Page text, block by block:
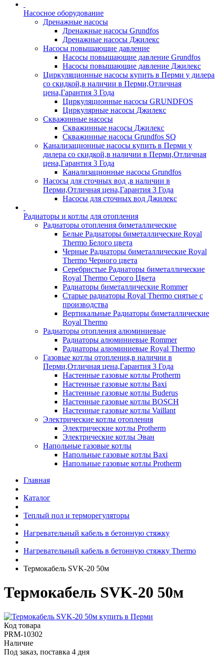
Насосное оборудование
Дренажные насосы
Дренажные насосы Grundfos
Дренажные насосы Джилекс
Насосы повышающие давление
Насосы повышающие давление Grundfos
Насосы повышающие давление Джилекс
Циркуляционные насосы купить в Перми у дилера
со скидкой,в наличии в Перми,Отличная
цена,Гарантия 3 Года
Циркуляционные насосы GRUNDFOS
Циркулярные насосы Джилекс
Скважинные насосы
Скважинные насосы Джилекс
Скважинные насосы Grundfos SQ
Канализационные насосы купить в Перми у
дилера со скидкой,в наличии в Перми,Отличная
цена,Гарантия 3 Года
Канализационные насосы Grundfos
Насосы для сточных вод ,в наличии в
Перми,Отличная цена,Гарантия 3 Года
Насосы для сточных вод Джилекс
Радиаторы и котлы для отопления
Радиаторы отопления биметаллические
Белые Радиаторы биметаллические Royal
Thermo Белого цвета
Черные Радиаторы биметаллические Royal
Thermo Черного цвета
Серебристые Радиаторы биметаллические
Royal Thermo Серого Цвета
Радиаторы биметаллические Rommer
Старые радиаторы Royal Thermo снятые с
производства
Вертикальные Радиаторы биметаллические
Royal Thermo
Радиаторы отопления алюминиевые
Радиаторы алюминиевые Rommer
Радиаторы алюминиевые Royal Thermo
Газовые котлы отопления,в наличии в
Перми,Отличная цена,Гарантия 3 Года
Настенные газовые котлы Protherm
Настенные газовые котлы Baxi
Настенные газовые котлы Buderus
Настенные газовые котлы BOSCH
Настенные газовые котлы Vaillant
Электрические котлы отопления
Электрические котлы Protherm
Электрические котлы Эван
Напольные газовые котлы
Напольные газовые котлы Baxi
Напольные газовые котлы Protherm
Главная
Каталог
Теплый пол и терморегуляторы
Нагревательный кабель в бетонную стяжку
Нагревательный кабель в бетонную стяжку Thermo
Термокабель SVK-20 50м
Термокабель SVK-20 50м
Код товара
PRM-10302
Наличие
Под заказ, поставка 4 дня